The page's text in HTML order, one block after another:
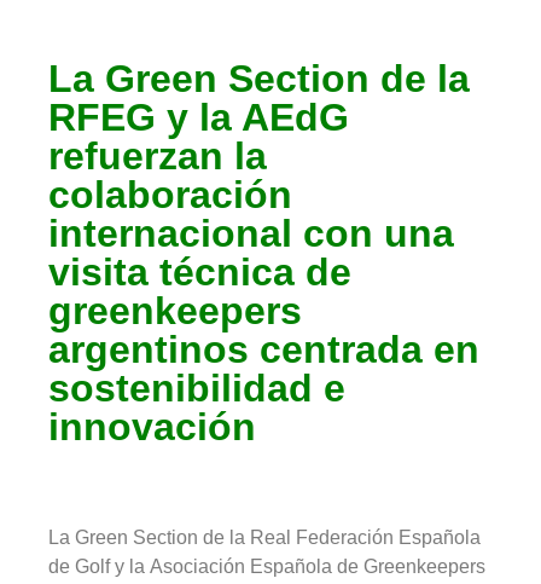
La Green Section de la
RFEG y la AEdG
refuerzan la
colaboración
internacional con una
visita técnica de
greenkeepers
argentinos centrada en
sostenibilidad e
innovación
La Green Section de la Real Federación Española
de Golf y la Asociación Española de Greenkeepers